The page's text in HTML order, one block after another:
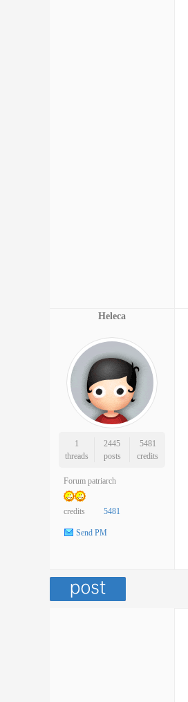
Heleca
1
threads
2445
posts
5481
credits
Forum patriarch
credits 5481
Send PM